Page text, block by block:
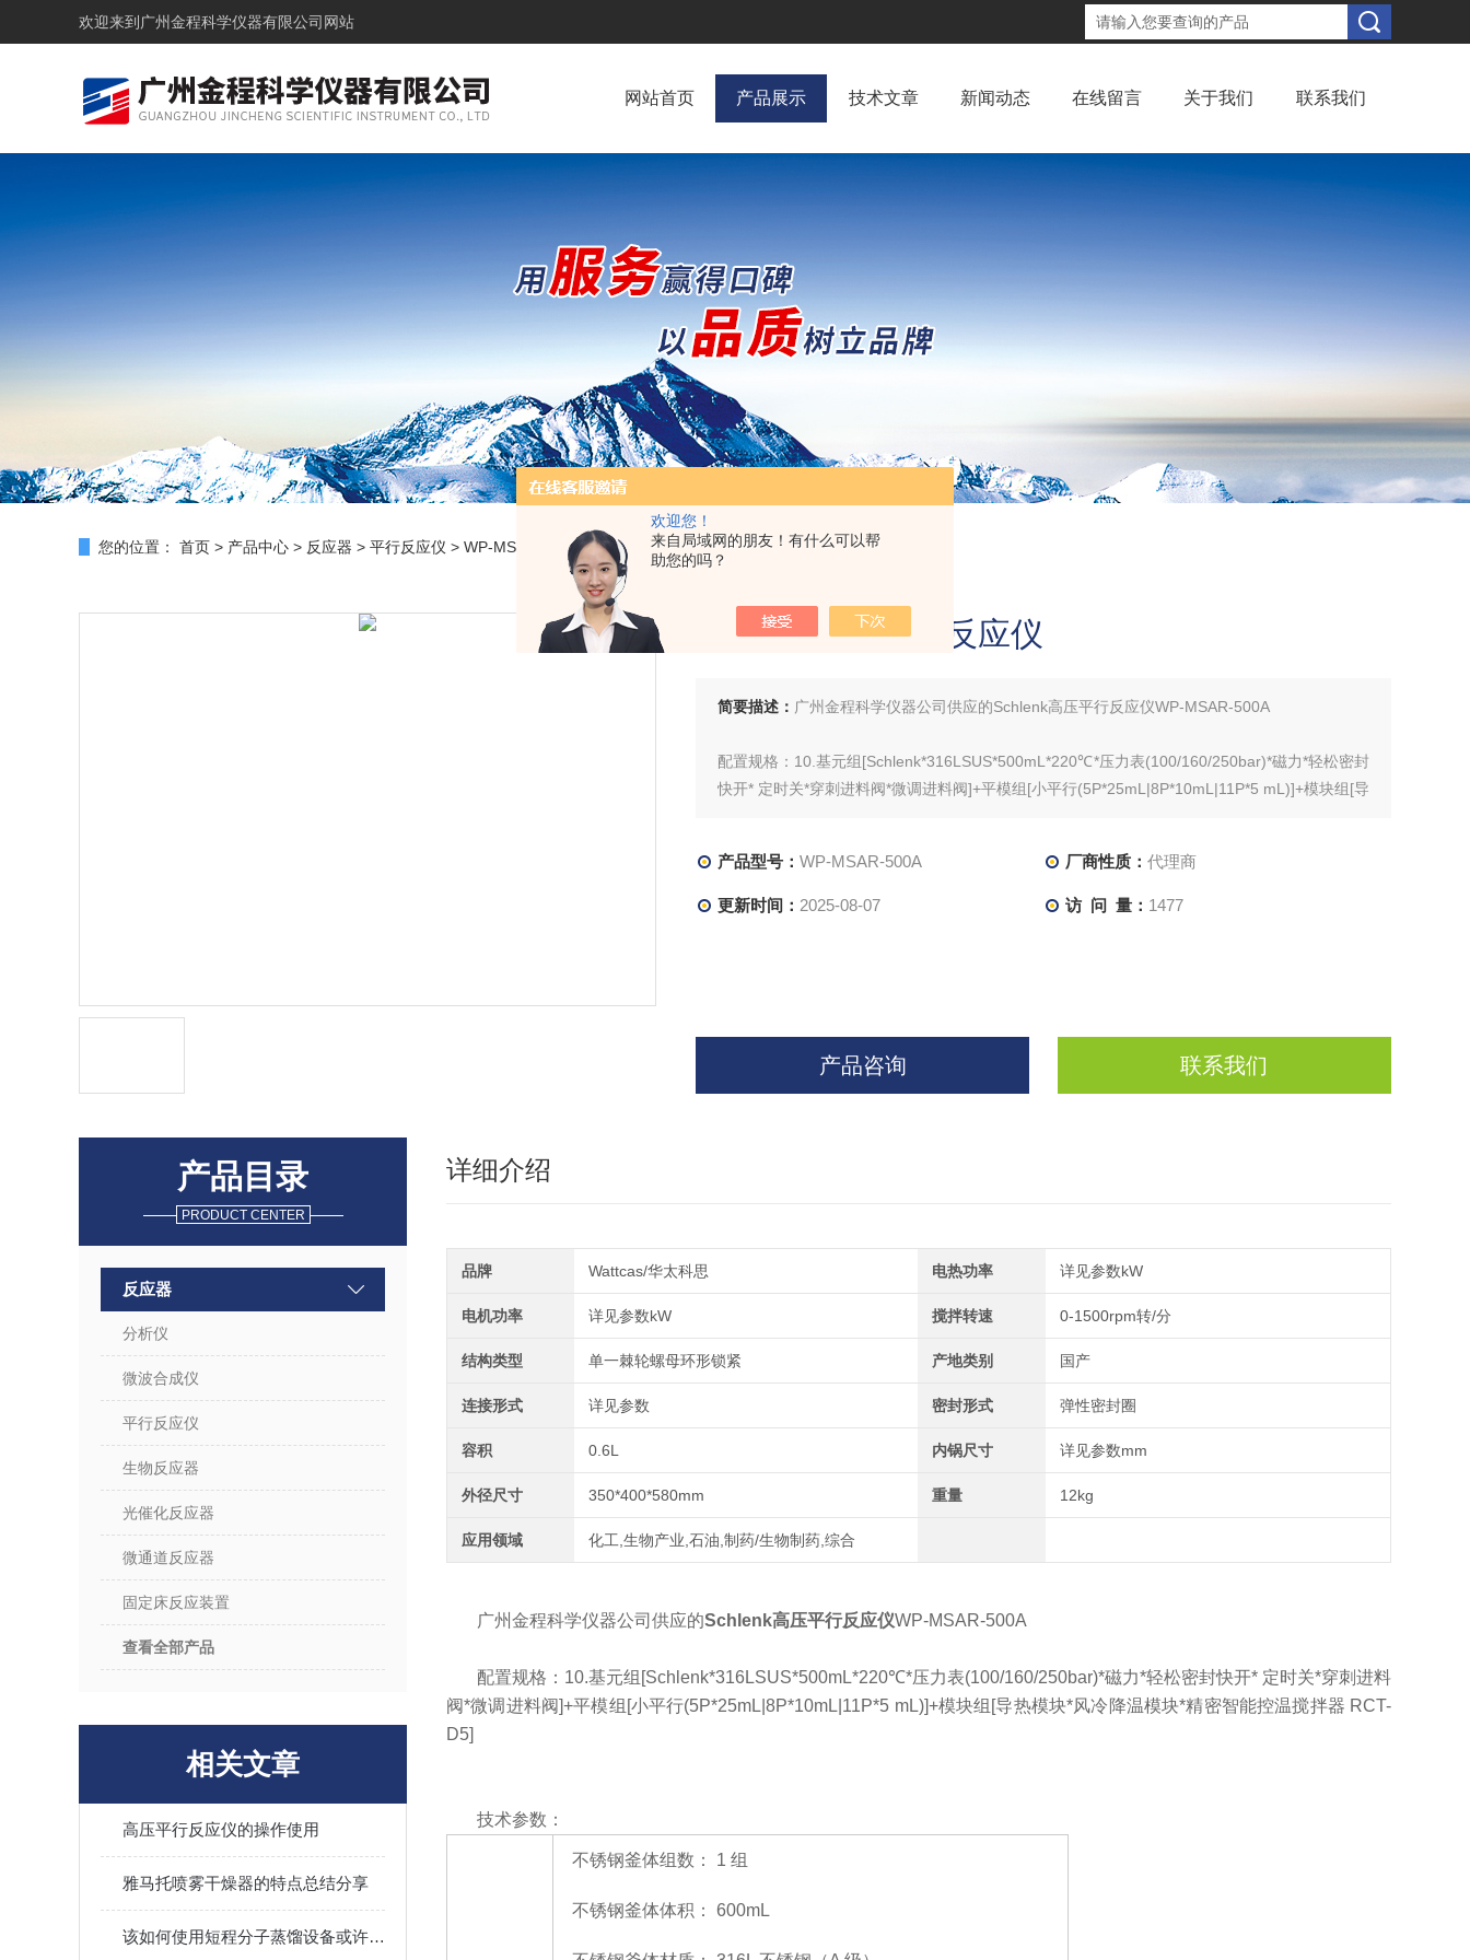
欢迎您！
来自局域网的朋友！有什么可以帮
助您的吗？
欢迎来到 广州金程科学仪器有限公司网站
网站首页 产品展示 技术文章 新闻动态 在线留言 关于我们 联系我们
您的位置： 首页 > 产品中心 > 反应器 > 平行反应仪 > WP-MSAR-500ASchlenk高压平行反应仪
Schlenk高压平行反应仪
简要描述： 广州金程科学仪器公司供应的Schlenk高压平行反应仪WP-MSAR-500A
配置规格：10.基元组[Schlenk*316LSUS*500mL*220℃*压力表(100/160/250bar)*磁力*轻松密封
快开* 定时关*穿刺进料阀*微调进料阀]+平模组[小平行(5P*25mL|8P*10mL|11P*5 mL)]+模块组[导
产品型号： WP-MSAR-500A 厂商性质： 代理商
更新时间： 2025-08-07 访 问 量： 1477
产品咨询 联系我们
产品目录
PRODUCT CENTER
反应器
分析仪
微波合成仪
平行反应仪
生物反应器
光催化反应器
微通道反应器
固定床反应装置
查看全部产品
相关文章
高压平行反应仪的操作使用
雅马托喷雾干燥器的特点总结分享
该如何使用短程分子蒸馏设备或许看完本篇你就知道了
详细介绍
品牌 Wattcas/华太科思 电热功率 详见参数kW
电机功率 详见参数kW 搅拌转速 0-1500rpm转/分
结构类型 单一棘轮螺母环形锁紧 产地类别 国产
连接形式 详见参数 密封形式 弹性密封圈
容积 0.6L 内锅尺寸 详见参数mm
外径尺寸 350*400*580mm 重量 12kg
应用领域 化工,生物产业,石油,制药/生物制药,综合
广州金程科学仪器公司供应的Schlenk高压平行反应仪WP-MSAR-500A
配置规格： 10.基元组[Schlenk*316LSUS*500mL*220℃*压力表(100/160/250bar)*磁力*轻松密封快开* 定时关*穿刺进料
阀*微调进料阀]+平模组[小平行(5P*25mL|8P*10mL|11P*5 mL)]+模块组[导热模块*风冷降温模块*精密智能控温搅拌器 RCT-
D5]
技术参数：
不锈钢釜体组数： 1 组
不锈钢釜体体积： 600mL